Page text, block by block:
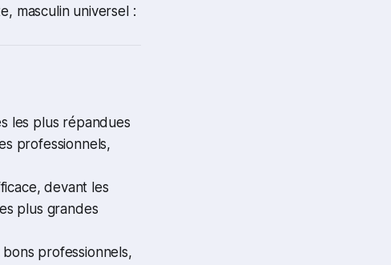
masculin universel :
les plus répandues
professionnels,
devant les
plus grandes
professionnels,